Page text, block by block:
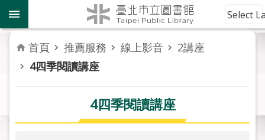
跳到主要內容區塊
到
館
資
訊
務
Select
首頁 推薦服務 線上影音
2講座
4四季閱讀講座
4四季閱讀講座